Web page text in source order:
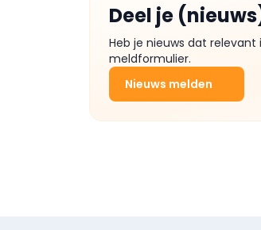
Deel je
Heb je nieuws dat
meldformulier.
Nieuws melden